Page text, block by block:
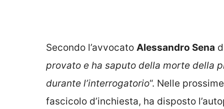
Secondo l’avvocato Alessandro Sena
provato e ha saputo della morte della
durante l’interrogatorio“. Nelle
fascicolo d’inchiesta, ha disposto